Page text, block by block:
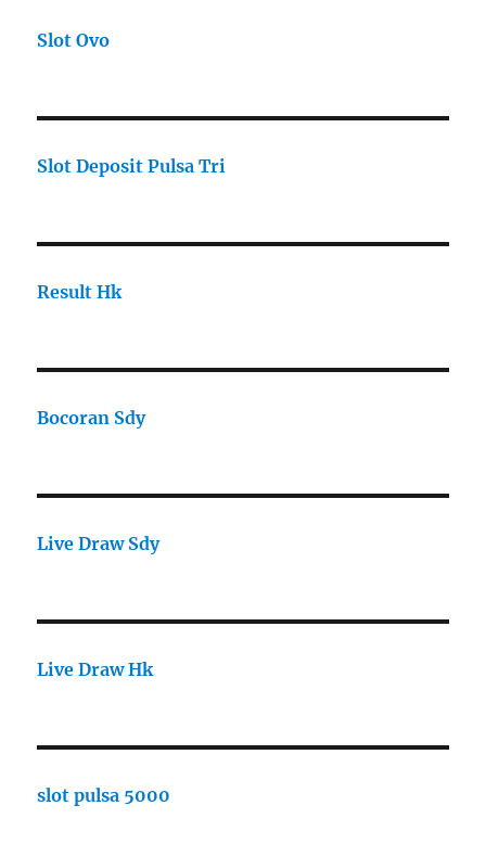
Slot Ovo
Slot Deposit Pulsa Tri
Result Hk
Bocoran Sdy
Live Draw Sdy
Live Draw Hk
slot pulsa 5000